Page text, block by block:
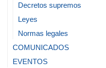
Decretos supremos
Leyes
Normas legales
COMUNICADOS
EVENTOS